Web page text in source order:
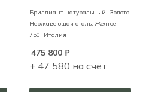
Бриллиант натуральный, Золото,
Нержавеющая сталь,Желтое,
750, Италия
475 800₽
+ 47 580 на счёт